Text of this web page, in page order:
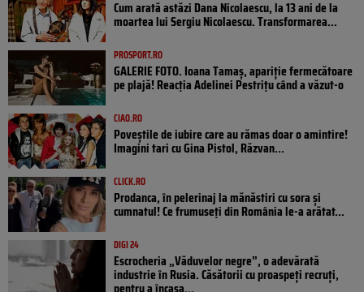
Cum arată astăzi Dana Nicolaescu, la 13 ani de la
moartea lui Sergiu Nicolaescu. Transformarea...
PROSPORT.RO
GALERIE FOTO. Ioana Tamaş, apariție fermecătoare
pe plajă! Reacția Adelinei Pestrițu când a văzut-o
CIAO.RO
Poveştile de iubire care au rămas doar o amintire!
Imagini tari cu Gina Pistol, Răzvan...
CLICK.RO
Prodanca, în pelerinaj la mănăstiri cu sora și
cumnatul! Ce frumuseți din România le-a arătat...
DIGI 24
Escrocheria „Văduvelor negre”, o adevărată
industrie în Rusia. Căsătorii cu proaspeți recruți,